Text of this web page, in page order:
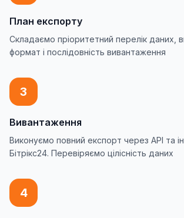
План експорту
Складаємо пріоритетний перелік даних,
формат і послідовність вивантаження
3
Вивантаження
Виконуємо повний експорт через API та
Бітрікс24. Перевіряємо цілісність даних
4